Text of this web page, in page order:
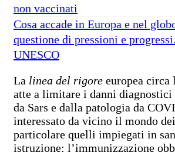
non vaccinati
Cosa accade in Europa e nel
questione di pressioni e
UNESCO
La linea del rigore europea circa
atte a limitare i danni diagnostici
da Sars e dalla patologia da
interessato da vicino il mondo
particolare quelli impiegati in
istruzione: l’immunizzazione